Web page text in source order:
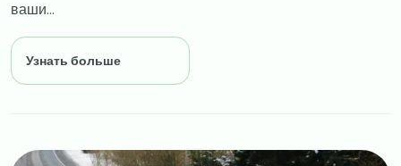
ваши...
Узнать больше
Image